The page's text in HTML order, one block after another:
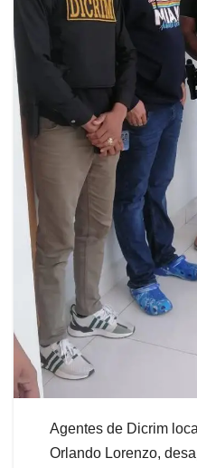
Agentes de Dicrim
Orlando Lorenzo,